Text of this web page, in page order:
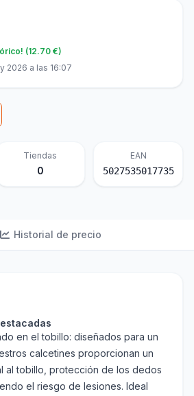
(12.70 €)
2026 a las 16:07
Tiendas
0
EAN
5027535017735
Historial de precio
en el tobillo: diseñados para un
calcetines proporcionan un
al tobillo, protección de los dedos
el riesgo de lesiones. Ideal